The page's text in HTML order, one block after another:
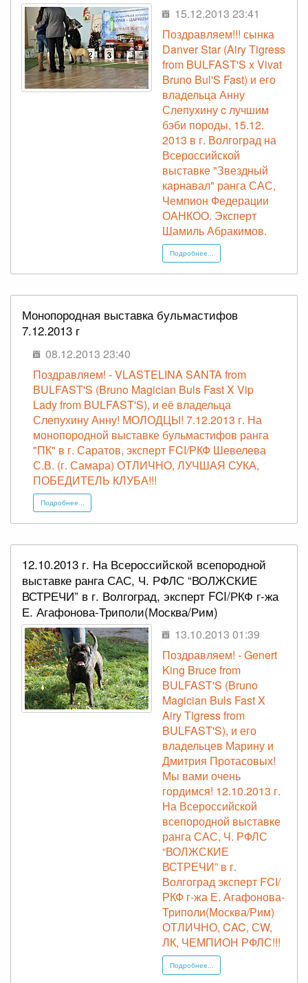
15.12.2013 23:41
Поздравляем!!! сынка
Danver Star (Airy Tigress
from BULFAST'S x Vivat
Bruno Bul'S Fast) и его
владельца Анну
Слепухину c лучшим
бэби породы, 15.12.
2013 в г. Волгоград на
Всероссийской
выставке "Звездный
карнавал" ранга САС,
Чемпион Федерации
ОАНКОО. Эксперт
Шамиль Абракимов.
Подробнее...
Монопородная выставка бульмастифов
7.12.2013 г
08.12.2013 23:40
Поздравляем! - VLASTELINA SANTA from
BULFAST'S (Bruno Magician Buls Fast X Vip
Lady from BULFAST'S), и её владельца
Слепухину Анну! МОЛОДЦЫ! 7.12.2013 г. На
монопородной выставке бульмастифов ранга
"ПК" в г. Саратов, эксперт FCI/РКФ Шевелева
С.В. (г. Самара) ОТЛИЧНО, ЛУЧШАЯ СУКА,
ПОБЕДИТЕЛЬ КЛУБА!!!
Подробнее...
12.10.2013 г. На Всероссийской всепородной
выставке ранга САС, Ч. РФЛС “ВОЛЖСКИЕ
ВСТРЕЧИ” в г. Волгоград, эксперт FCI/РКФ г-жа
Е. Агафонова-Триполи(Москва/Рим)
13.10.2013 01:39
Поздравляем! - Genert
King Bruce from
BULFAST'S (Bruno
Magician Buls Fast X
Airy Tigress from
BULFAST'S), и его
владельцев Марину и
Дмитрия Протасовых!
Мы вами очень
гордимся! 12.10.2013 г.
На Всероссийской
всепородной выставке
ранга САС, Ч. РФЛС
“ВОЛЖСКИЕ
ВСТРЕЧИ” в г.
Волгоград эксперт FCI/
РКФ г-жа Е. Агафонова-
Триполи(Москва/Рим)
ОТЛИЧНО, CAC, СW,
ЛК, ЧЕМПИОН РФЛС!!!
Подробнее...